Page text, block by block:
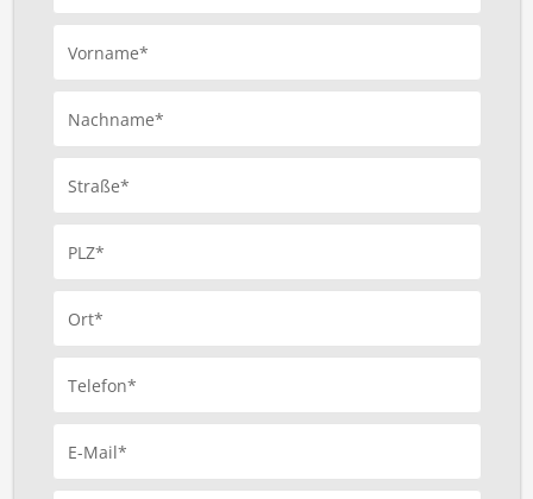
Vorname*
Nachname*
Straße*
PLZ*
Ort*
Telefon*
E-Mail*